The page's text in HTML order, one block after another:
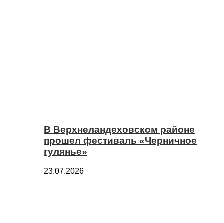
В Верхнеландеховском районе
прошел фестиваль «Черничное
гулянье»
23.07.2026